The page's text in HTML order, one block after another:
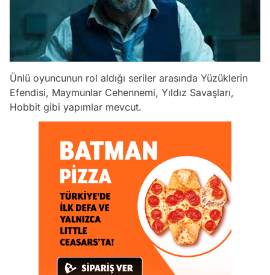
Ünlü oyuncunun rol aldığı seriler arasında Yüzüklerin
Efendisi, Maymunlar Cehennemi, Yıldız Savaşları,
Hobbit gibi yapımlar mevcut.